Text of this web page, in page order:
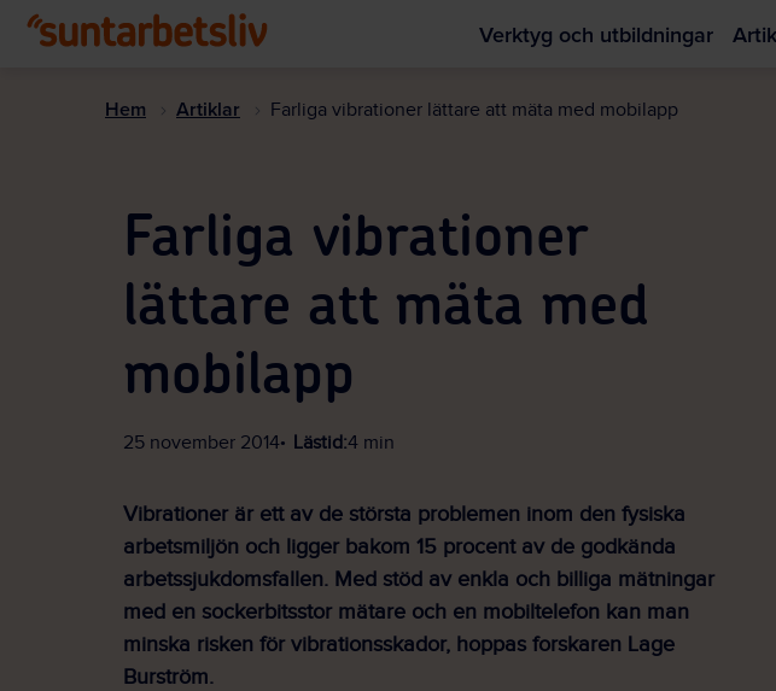
Verktyg och utbildningar
Hem Artiklar Farliga vibrationer lättare att mäta med mobilapp
Farliga vibrationer
lättare att mäta med
mobilapp
25 november 2014 Lästid:4 min
Vibrationer är ett av de största problemen inom den fysiska
arbetsmiljön och ligger bakom 15 procent av de godkända
arbetssjukdomsfallen. Med stöd av enkla och billiga mätningar
med en sockerbitsstor mätare och en mobiltelefon kan man
minska risken för vibrationsskador, hoppas forskaren Lage
Burström.